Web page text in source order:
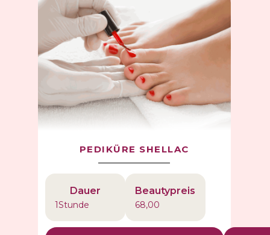
PEDIKÜRE SHELLAC
Dauer
1Stunde
Beautypreis
68,00